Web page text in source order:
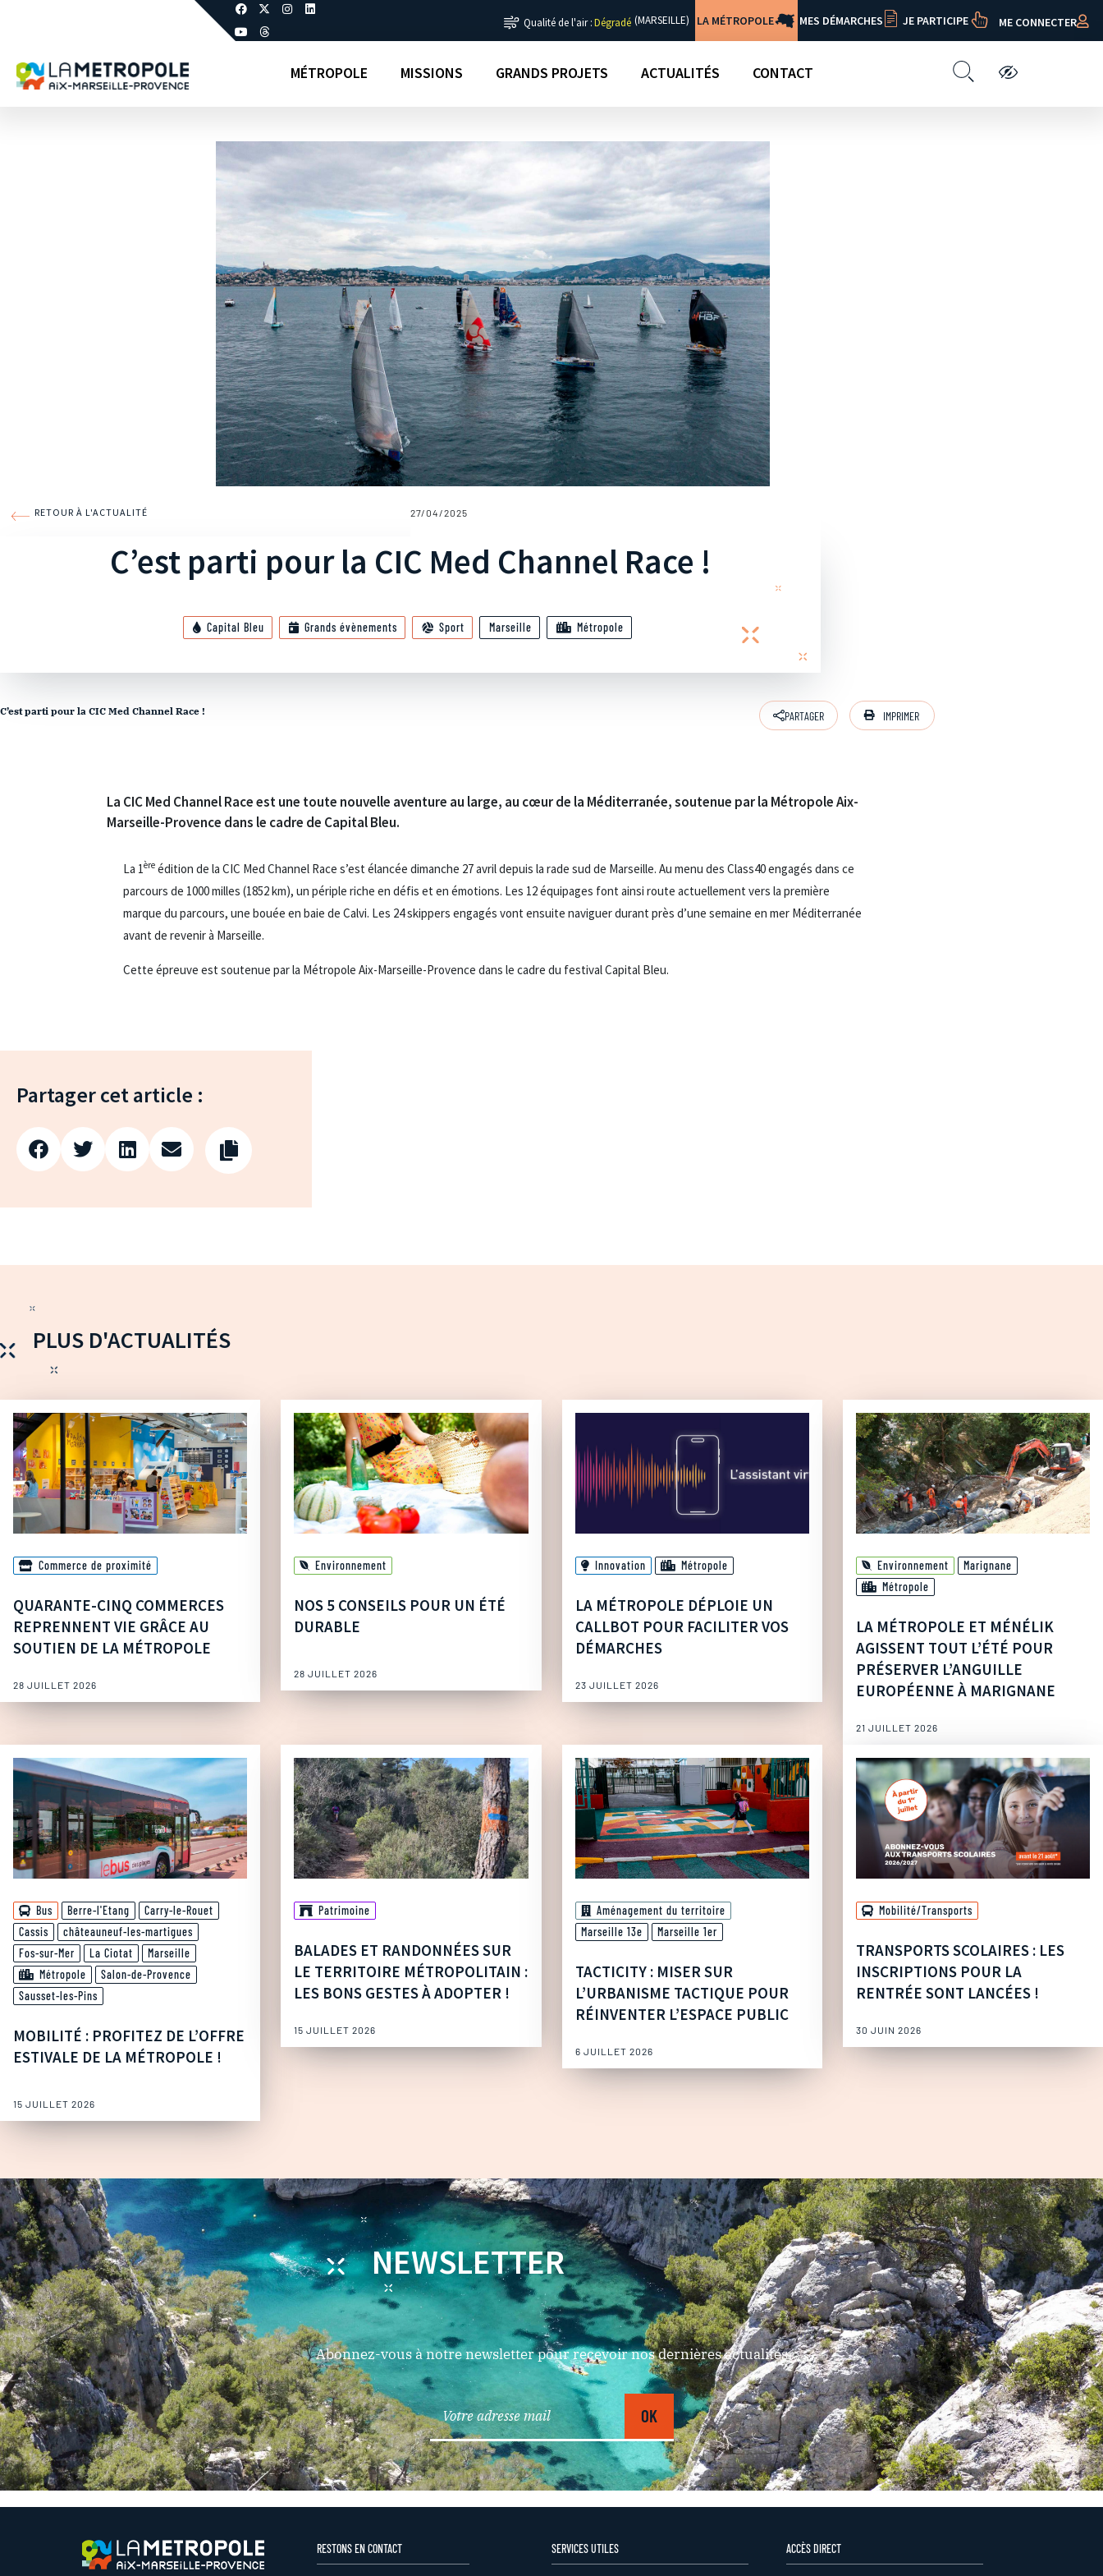
Qualité de l'air :Dégradé (MARSEILLE) LA MÉTROPOLE MES DÉMARCHES JE PARTICIPE ME CONNECTER
MÉTROPOLE MISSIONS GRANDS PROJETS ACTUALITÉS CONTACT
RETOUR À L'ACTUALITÉ 27/04/2025
C’est parti pour la CIC Med Channel Race !
Capital Bleu Grands évènements Sport Marseille Métropole
C’est parti pour la CIC Med Channel Race ! PARTAGER IMPRIMER
La CIC Med Channel Race est une toute nouvelle aventure au large, au cœur de la Méditerranée, soutenue par la Métropole Aix-
Marseille-Provence dans le cadre de Capital Bleu.
La 1ère édition de la CIC Med Channel Race s’est élancée dimanche 27 avril depuis la rade sud de Marseille. Au menu des Class40 engagés dans ce
parcours de 1000 milles (1852 km), un périple riche en défis et en émotions. Les 12 équipages font ainsi route actuellement vers la première
marque du parcours, une bouée en baie de Calvi. Les 24 skippers engagés vont ensuite naviguer durant près d’une semaine en mer Méditerranée
avant de revenir à Marseille.
Cette épreuve est soutenue par la Métropole Aix-Marseille-Provence dans le cadre du festival Capital Bleu.
Partager cet article :
PLUS D'ACTUALITÉS
Commerce de proximité
QUARANTE-CINQ COMMERCES
REPRENNENT VIE GRÂCE AU
SOUTIEN DE LA MÉTROPOLE
28 JUILLET 2026
Environnement
NOS 5 CONSEILS POUR UN ÉTÉ
DURABLE
28 JUILLET 2026
Innovation Métropole
LA MÉTROPOLE DÉPLOIE UN
CALLBOT POUR FACILITER VOS
DÉMARCHES
23 JUILLET 2026
Environnement
Marignane
Métropole
LA MÉTROPOLE ET MÉNÉLIK
AGISSENT TOUT L’ÉTÉ POUR
PRÉSERVER L’ANGUILLE
EUROPÉENNE À MARIGNANE
21 JUILLET 2026
Bus Berre-l'Etang
Carry-le-Rouet
Cassis
châteauneuf-les-martigues
Fos-sur-Mer
La Ciotat
Marseille
Métropole
Salon-de-Provence
Sausset-les-Pins
MOBILITÉ : PROFITEZ DE L’OFFRE
ESTIVALE DE LA MÉTROPOLE !
15 JUILLET 2026
Patrimoine
BALADES ET RANDONNÉES SUR
LE TERRITOIRE MÉTROPOLITAIN :
LES BONS GESTES À ADOPTER !
15 JUILLET 2026
Aménagement du territoire
Marseille 13e
Marseille 1er
TACTICITY : MISER SUR
L’URBANISME TACTIQUE POUR
RÉINVENTER L’ESPACE PUBLIC
6 JUILLET 2026
Mobilité/Transports
TRANSPORTS SCOLAIRES : LES
INSCRIPTIONS POUR LA
RENTRÉE SONT LANCÉES !
30 JUIN 2026
NEWSLETTER
Abonnez-vous à notre newsletter pour recevoir nos dernières actualités
RESTONS EN CONTACT SERVICES UTILES ACCÈS DIRECT